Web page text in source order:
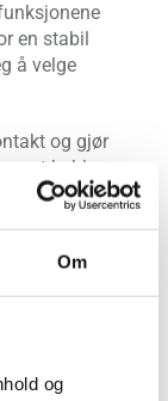
Om
og
en stabil
å velge
og gjør
at kabler og
kun, noen
bilde på
og Thunderbolt
I tillegg varierer